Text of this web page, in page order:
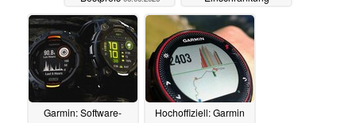
03.06.2026
Garmin: Software-
Hochoffiziell: Garmin